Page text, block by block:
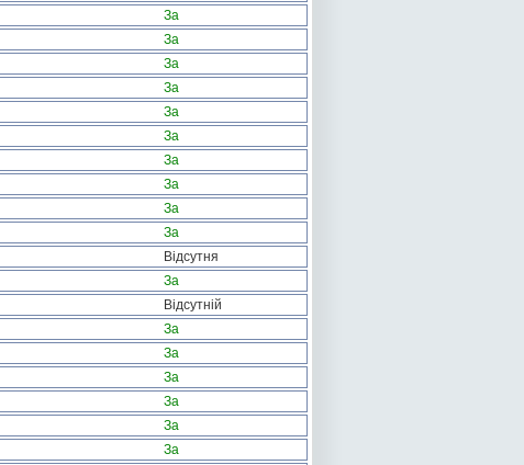
За
За
За
За
За
За
За
За
За
За
Відсутня
За
Відсутній
За
За
За
За
За
За